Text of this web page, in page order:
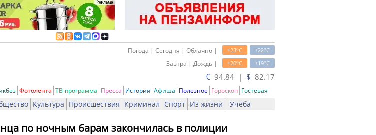
+22oC
+23oC
Погода | Сегодня | Облачно |
+19oC
+20oC
Завтра | Дождь |
€ 94.84 | $ 82.17
Фотолента ТВ-программа Пресса История Афиша Полезное Гороскоп Гостевая
Культура Происшествия Криминал Спорт Из жизни Учеба
по ночным барам закончилась в полиции